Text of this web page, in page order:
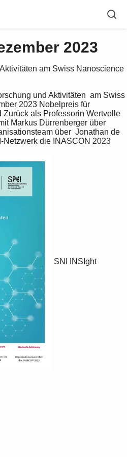
2023
am Swiss Nanoscience
2023 Nobelpreis für
als Professorin Wertvolle
Markus Dürrenberger über
über  Jonathan de
Netzwerk die INASCON 2023
SNI INSIght